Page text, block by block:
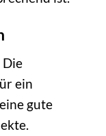
Die
ein
gute